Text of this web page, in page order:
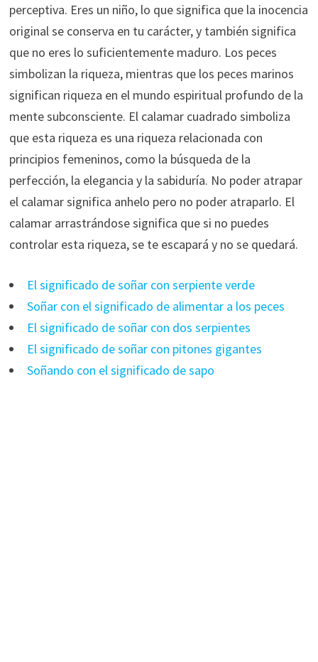
perceptiva. Eres un niño, lo que significa que la inocencia
original se conserva en tu carácter, y también significa
que no eres lo suficientemente maduro. Los peces
simbolizan la riqueza, mientras que los peces marinos
significan riqueza en el mundo espiritual profundo de la
mente subconsciente. El calamar cuadrado simboliza
que esta riqueza es una riqueza relacionada con
principios femeninos, como la búsqueda de la
perfección, la elegancia y la sabiduría. No poder atrapar
el calamar significa anhelo pero no poder atraparlo. El
calamar arrastrándose significa que si no puedes
controlar esta riqueza, se te escapará y no se quedará.
El significado de soñar con serpiente verde
Soñar con el significado de alimentar a los peces
El significado de soñar con dos serpientes
El significado de soñar con pitones gigantes
Soñando con el significado de sapo